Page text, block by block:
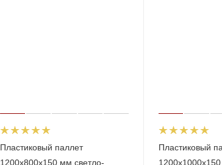
Пластиковый паллет
1200х800х150 мм светло-
Пластиковый